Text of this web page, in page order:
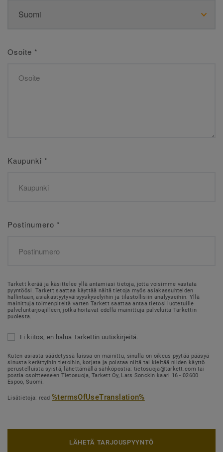
Osoite *
Kaupunki *
Postinumero *
Tarkett kerää ja käsittelee yllä antamiasi tietoja, jotta voisimme vastata
pyyntöösi. Tarkett saattaa käyttää näitä tietoja myös asiakassuhteiden
hallintaan, asiakastyytyväisyyskyselyihin ja tilastollisiin analyyseihin. Yllä
mainittuja toimenpiteitä varten Tarkett saattaa antaa tietosi luotetuille
palveluntarjoajilleen, jotka hoitavat edellä mainittuja palveluita Tarkettin
puolesta.
Ei kiitos, en halua Tarkettin uutiskirjeitä.
Kuten asiasta säädetyssä laissa on mainittu, sinulla on oikeus pyytää pääsyä
sinusta kerättyihin tietoihin, korjata ja poistaa niitä tai kieltää niiden käyttö
perustelluista syistä, lähettämällä sähköpostia: tietosuoja@tarkett.com tai
postia osoitteeseen Tietosuoja, Tarkett Oy, Lars Sonckin kaari 16 - 02600
Espoo, Suomi.
Lisätietoja: read%termsOfUseTranslation%
LÄHETÄ TARJOUSPYYNTÖ